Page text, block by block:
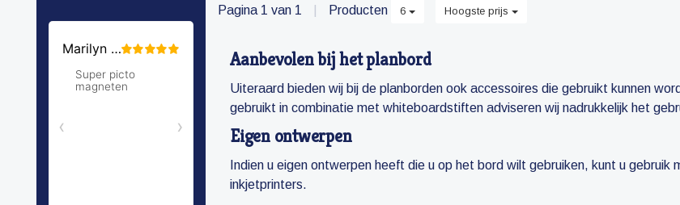
Pagina 1 van 1 Producten 6 Hoogste prijs
Aanbevolen bij het planbord
Uiteraard bieden wij bij de planborden ook accessoires die gebruikt kunnen
gebruikt in combinatie met whiteboardstiften adviseren wij nadrukkelijk het
Eigen ontwerpen
Indien u eigen ontwerpen heeft die u op het bord wilt gebruiken, kunt u
inkjetprinters.